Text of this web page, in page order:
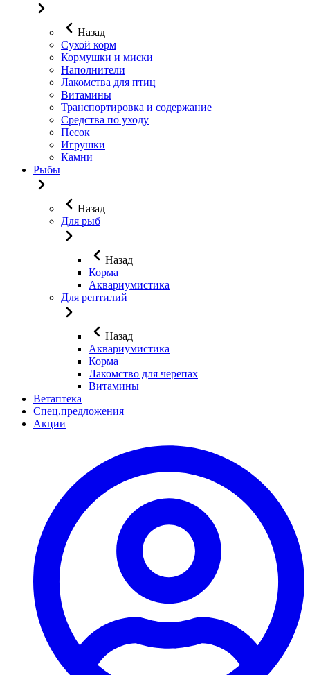
Назад
Сухой корм
Кормушки и миски
Наполнители
Лакомства для птиц
Витамины
Транспортировка и содержание
Средства по уходу
Песок
Игрушки
Камни
Рыбы
Назад
Для рыб
Назад
Корма
Аквариумистика
Для рептилий
Назад
Аквариумистика
Корма
Лакомство для черепах
Витамины
Ветаптека
Спец.предложения
Акции